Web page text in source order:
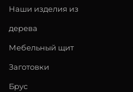
Наши изделия из
дерева
Мебельный щит
Заготовки
Брус